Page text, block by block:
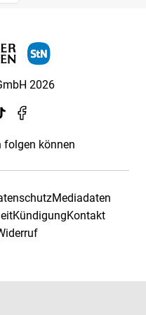
2026
folgen können
Mediadaten
KündigungKontakt